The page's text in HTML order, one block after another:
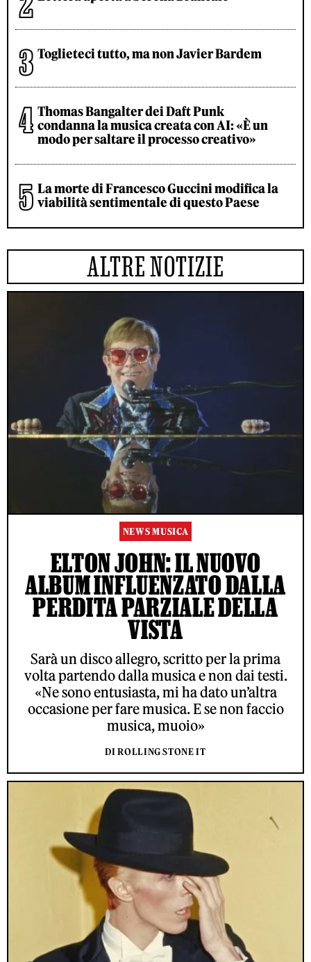
Toglieteci tutto, ma non Javier Bardem
Thomas Bangalter dei Daft Punk
condanna la musica creata con AI: «È un
modo per saltare il processo creativo»
La morte di Francesco Guccini modifica la
viabilità sentimentale di questo Paese
ALTRE NOTIZIE
NEWS MUSICA
ELTON JOHN: IL NUOVO
ALBUM INFLUENZATO DALLA
PERDITA PARZIALE DELLA
VISTA
Sarà un disco allegro, scritto per la prima
volta partendo dalla musica e non dai testi.
«Ne sono entusiasta, mi ha dato un’altra
occasione per fare musica. E se non faccio
musica, muoio»
DI ROLLING STONE IT